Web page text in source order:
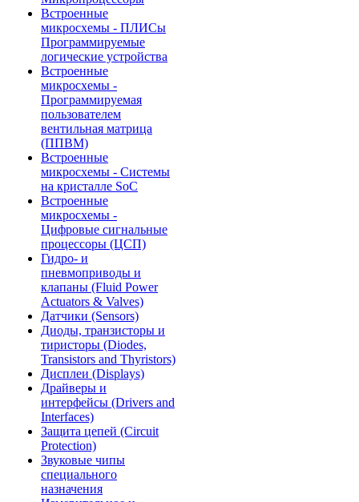
Встроенные
микросхемы - ПЛИСы
Программируемые
логические устройства
Встроенные
микросхемы -
Программируемая
пользователем
вентильная матрица
(ППВМ)
Встроенные
микросхемы - Системы
на кристалле SoC
Встроенные
микросхемы -
Цифровые сигнальные
процессоры (ЦСП)
Гидро- и
пневмоприводы и
клапаны (Fluid Power
Actuators & Valves)
Датчики (Sensors)
Диоды, транзисторы и
тиристоры (Diodes,
Transistors and Thyristors)
Дисплеи (Displays)
Драйверы и
интерфейсы (Drivers and
Interfaces)
Защита цепей (Circuit
Protection)
Звуковые чипы
специального
назначения